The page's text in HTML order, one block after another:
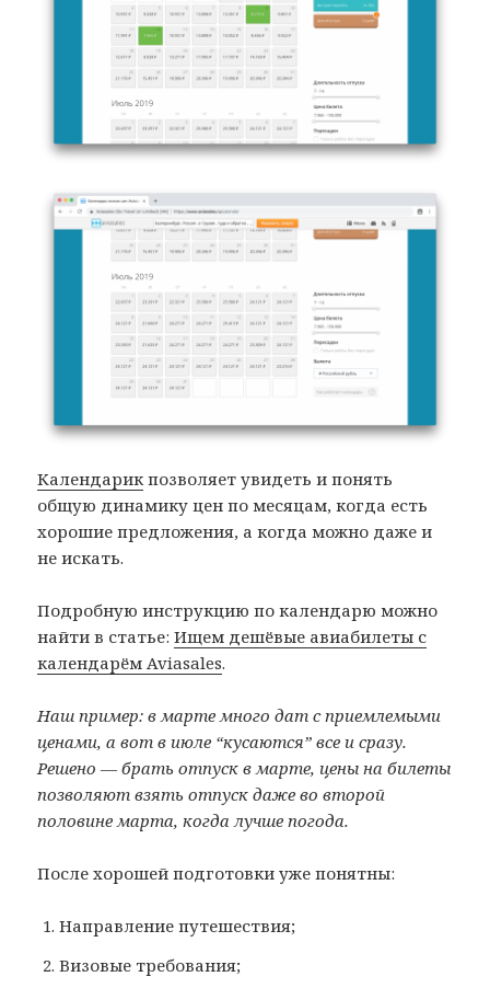
Календарик позволяет увидеть и понять
общую динамику цен по месяцам, когда есть
хорошие предложения, а когда можно даже и
не искать.
Подробную инструкцию по календарю можно
найти в статье:Ищем дешёвые авиабилеты с
календарём Aviasales.
Наш пример: в марте много дат с приемлемыми
ценами, а вот в июле “кусаются” все и сразу.
Решено — брать отпуск в марте, цены на билеты
позволяют взять отпуск даже во второй
половине марта, когда лучше погода.
После хорошей подготовки уже понятны:
Направление путешествия;
Визовые требования;